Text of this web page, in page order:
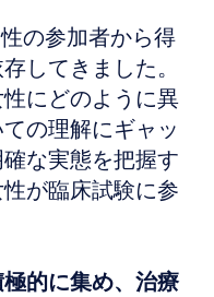
の参加者から得
してきました。
にどのように異
の理解にギャッ
な実態を把握す
が臨床試験に参
的に集め、治療